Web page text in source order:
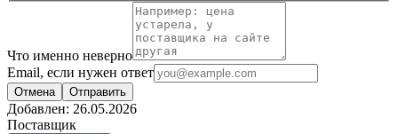
Что именно неверно
Email, если нужен ответ
Отмена Отправить
Добавлен: 26.05.2026
Поставщик